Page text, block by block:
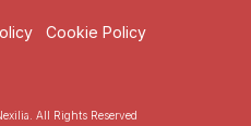
Cookie Policy
All Rights Reserved